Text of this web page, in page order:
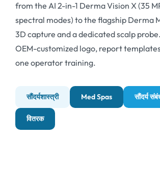
from the AI 2-in-1 Derma Vision X(35
spectral modes) to the flagship Derma
3D capture and a dedicated scalp probe.
OEM-customized logo, report
one operator training.
सौंदर्यशास्त्री Med Spas सौंदर्य
वितरक